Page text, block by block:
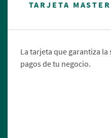
TARJETA
La tarjeta que garantiza
pagos de tu negocio.